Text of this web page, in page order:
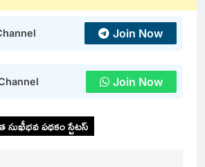
Join Now
Join Now
సుఖీభవ పథకం స్టేటస్